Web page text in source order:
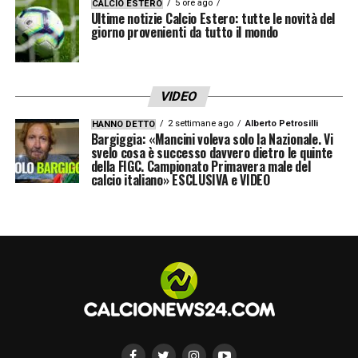
CALCIO ESTERO 5 ore ago
Ultime notizie Calcio Estero: tutte le novità del
giorno provenienti da tutto il mondo
VIDEO
HANNO DETTO 2 settimane ago Alberto Petrosilli
Bargiggia: «Mancini voleva solo la Nazionale. Vi
svelo cosa è successo davvero dietro le quinte
della FIGC. Campionato Primavera male del
calcio italiano» ESCLUSIVA e VIDEO